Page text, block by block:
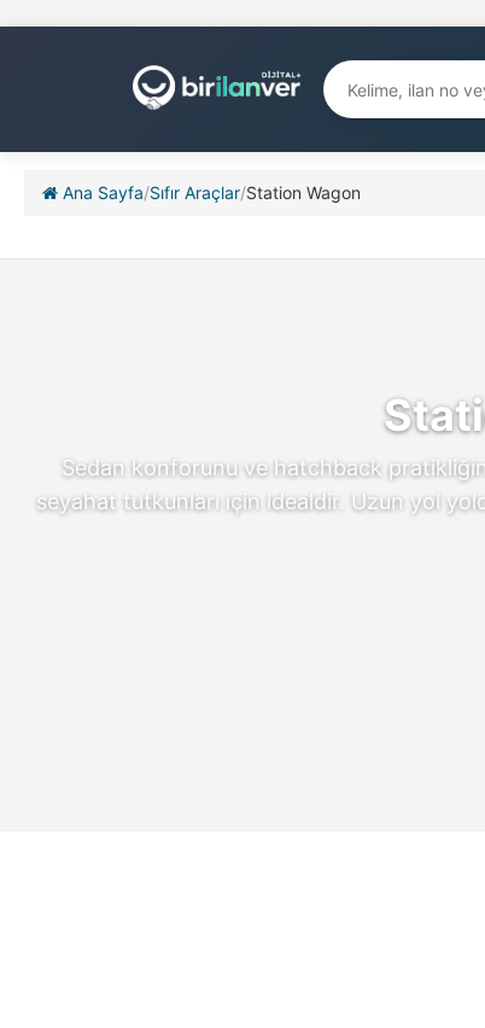
Ana Sayfa/Sıfır Araçlar/Station Wagon
Sedan konforunu ve hatchback
seyahat tutkunları için idealdir. Uzun yol